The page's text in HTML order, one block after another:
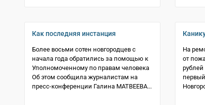
Как последняя инстанция
Более восьми сотен новгородцев с
начала года обратились за помощью к
Уполномоченному по правам человека
Об этом сообщила журналистам на
пресс-конференции Галина МАТВЕЕВА...
На
от
рублей